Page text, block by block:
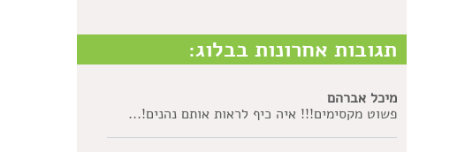
תגובות אחרונות בבלוג:
מיכל אברהם
פשוט מקסימים!!! איה כיף לראות אותם נהנים!...